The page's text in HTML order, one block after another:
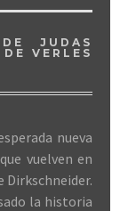
JUDAS
VERLES
nueva
vuelven en
Dirkschneider.
la historia